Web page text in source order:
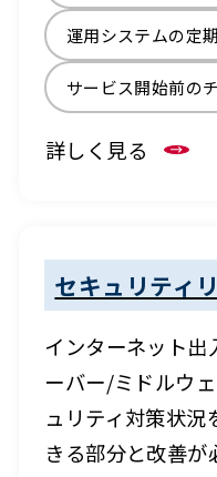
運用システムの定
サービス開始前の
詳しく見る
セキュリティ
インターネット出
ーバー/ミドルウ
ュリティ対策状
きる部分と改善